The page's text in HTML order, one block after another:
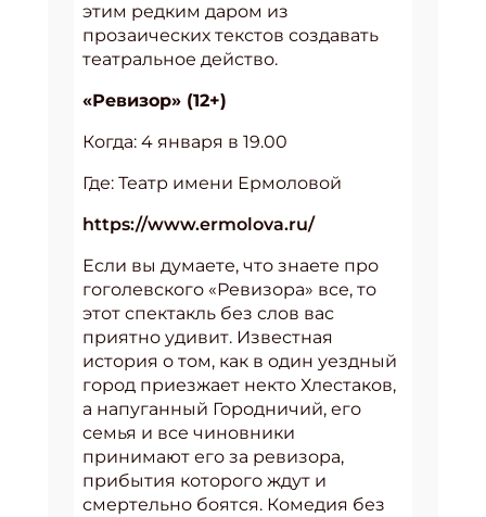
этим редким даром из
прозаических текстов создавать
театральное действо.
«Ревизор» (12+)
Когда: 4 января в 19.00
Где: Театр имени Ермоловой
https://www.ermolova.ru/
Если вы думаете, что знаете про
гоголевского «Ревизора» все, то
этот спектакль без слов вас
приятно удивит. Известная
история о том, как в один уездный
город приезжает некто Хлестаков,
а напуганный Городничий, его
семья и все чиновники
принимают его за ревизора,
прибытия которого ждут и
смертельно боятся. Комедия без